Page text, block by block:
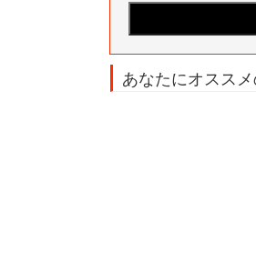
あなたにオスス